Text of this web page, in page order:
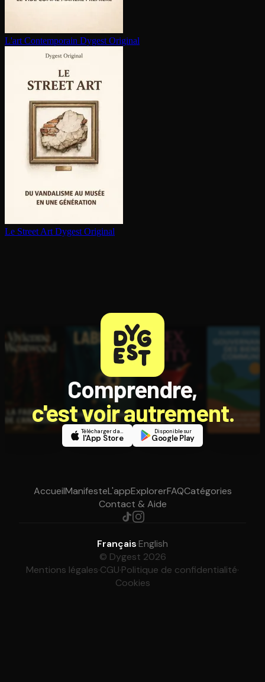
L'art Contem­po­rain Dygest Original
Le Street Art Dygest Original
Comprendre,
c'est voir autrement.
Télécharger dans
l'App Store
Disponible sur
Google Play
AccueilManifesteL'appExplorerFAQCatégories
Contact & Aide
Français·English
© Dygest 2026
Mentions légales·CGU·Politique de confidentialité·
Cookies